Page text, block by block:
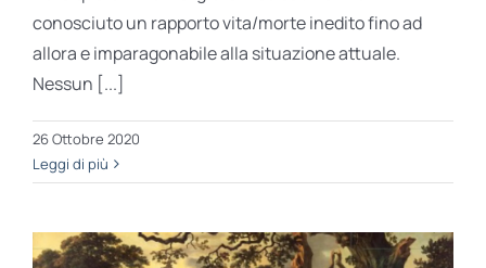
conosciuto un rapporto vita/morte inedito fino ad
allora e imparagonabile alla situazione attuale.
Nessun [...]
26 Ottobre 2020
Leggi di più